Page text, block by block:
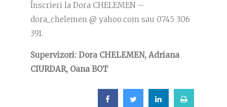
Înscrieri la Dora CHELEMEN –
dora_chelemen @ yahoo.com sau 0745 306
391.
Supervizori: Dora CHELEMEN, Adriana
CIURDAR, Oana BOT